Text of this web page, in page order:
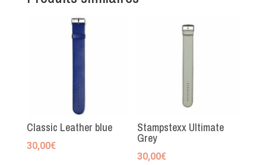
Classic Leather blue
30,00€
Stampstexx Ultimate
Grey
30,00€